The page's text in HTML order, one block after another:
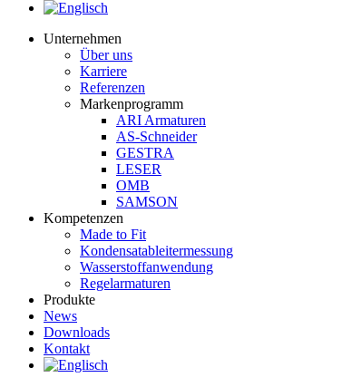
Unternehmen
Über uns
Karriere
Referenzen
Markenprogramm
ARI Armaturen
AS-Schneider
GESTRA
LESER
OMB
SAMSON
Kompetenzen
Made to Fit
Kondensat­ableiter­messung
Wasserstoff­anwendung
Regel­arma­turen
Produkte
News
Downloads
Kontakt